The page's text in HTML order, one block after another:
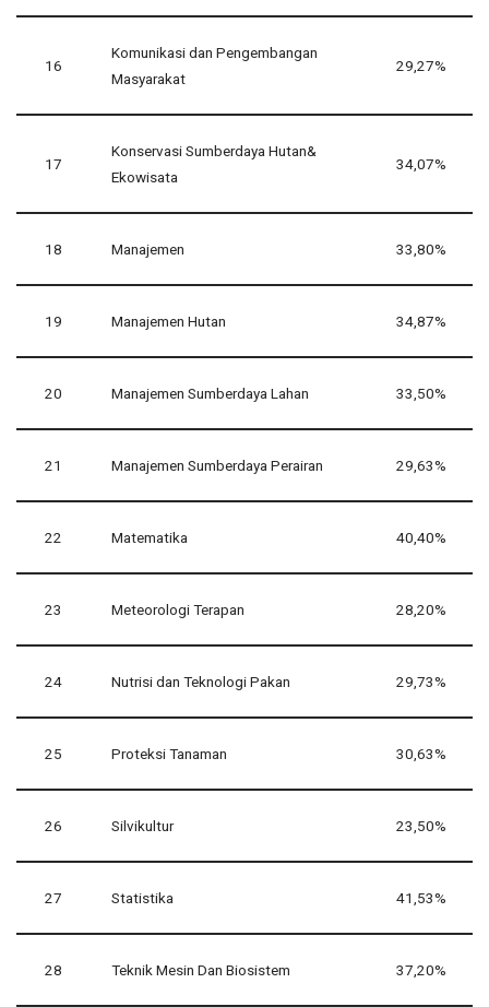
16
Komunikasi dan Pengembangan
Masyarakat
29,27%
17
Konservasi Sumberdaya Hutan&
Ekowisata
34,07%
18 Manajemen 33,80%
19 Manajemen Hutan 34,87%
20 Manajemen Sumberdaya Lahan 33,50%
21 Manajemen Sumberdaya Perairan 29,63%
22 Matematika 40,40%
23 Meteorologi Terapan 28,20%
24 Nutrisi dan Teknologi Pakan 29,73%
25 Proteksi Tanaman 30,63%
26 Silvikultur 23,50%
27 Statistika 41,53%
28 Teknik Mesin Dan Biosistem 37,20%